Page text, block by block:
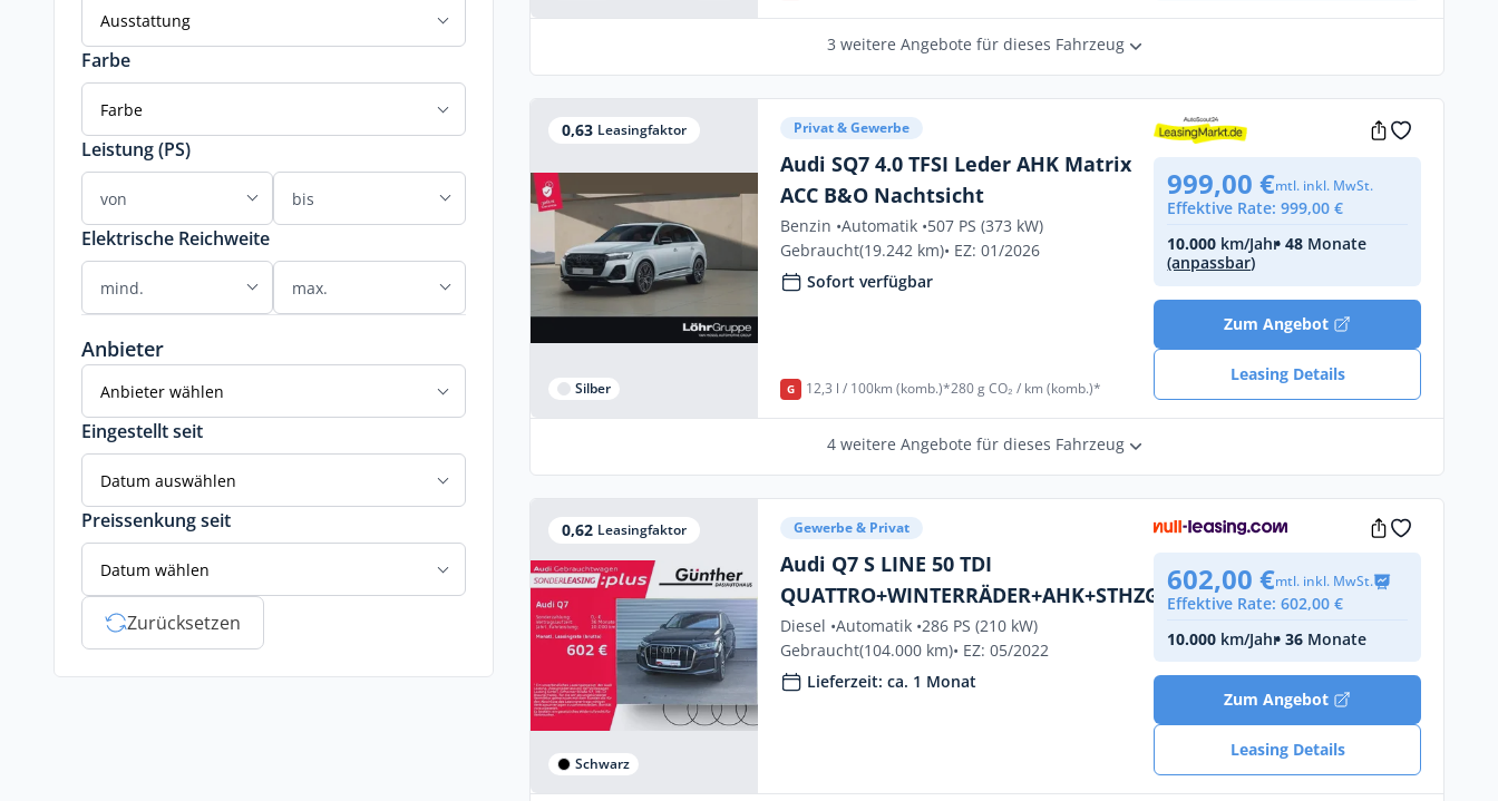
Ausstattung
Farbe
Farbe
Leistung (PS)
Elektrische Reichweite
Anbieter
Anbieter wählen
Eingestellt seit
Datum auswählen
Preissenkung seit
Datum wählen
Zurücksetzen
3 weitere Angebote für dieses Fahrzeug
0,63 Leasingfaktor
Silber
Privat & Gewerbe
Audi SQ7 4.0 TFSI Leder AHK Matrix
ACC B&O Nachtsicht
Benzin •Automatik •507 PS (373 kW)
Gebraucht(19.242 km)• EZ: 01/2026
Sofort verfügbar
G 12,3 l / 100km (komb.)*280 g CO₂ / km (komb.)*
999,00 €mtl. inkl. MwSt.
Effektive Rate: 999,00 €
10.000 km/Jahr• 48 Monate
(anpassbar)
Zum Angebot
Leasing Details
4 weitere Angebote für dieses Fahrzeug
0,62 Leasingfaktor
Schwarz
Gewerbe & Privat
Audi Q7 S LINE 50 TDI
QUATTRO+WINTERRÄDER+AHK+STHZG+
Diesel •Automatik •286 PS (210 kW)
Gebraucht(104.000 km)• EZ: 05/2022
Lieferzeit: ca. 1 Monat
602,00 €mtl. inkl. MwSt.
Effektive Rate: 602,00 €
10.000 km/Jahr• 36 Monate
Zum Angebot
Leasing Details